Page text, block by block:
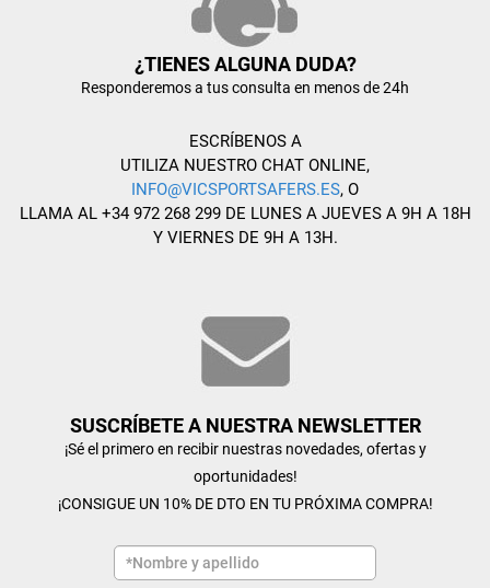
¿TIENES ALGUNA DUDA?
Responderemos a tus consulta en menos de 24h
ESCRÍBENOS A
UTILIZA NUESTRO CHAT ONLINE,
INFO@VICSPORTSAFERS.ES, O
LLAMA AL +34 972 268 299 DE LUNES A JUEVES A 9H A 18H
Y VIERNES DE 9H A 13H.
SUSCRÍBETE A NUESTRA NEWSLETTER
¡Sé el primero en recibir nuestras novedades, ofertas y
oportunidades!
¡CONSIGUE UN 10% DE DTO EN TU PRÓXIMA COMPRA!